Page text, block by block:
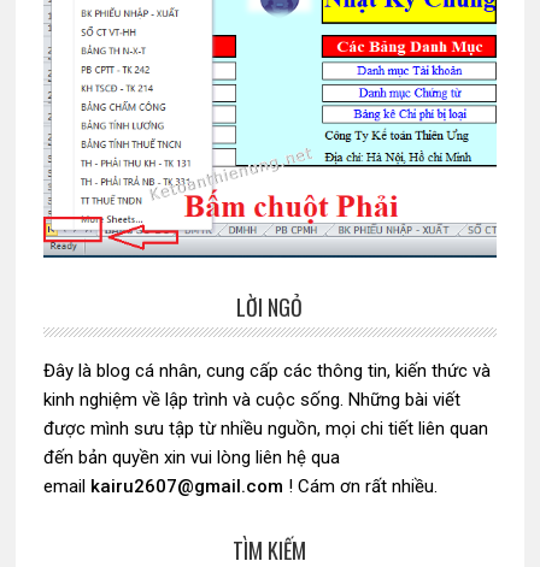
chính
LỜI NGỎ
Đây là blog cá nhân, cung cấp các thông tin, kiến thức và
kinh nghiệm về lập trình và cuộc sống. Những bài viết
được mình sưu tập từ nhiều nguồn, mọi chi tiết liên quan
đến bản quyền xin vui lòng liên hệ qua
email kairu2607@gmail.com ! Cám ơn rất nhiều.
TÌM KIẾM